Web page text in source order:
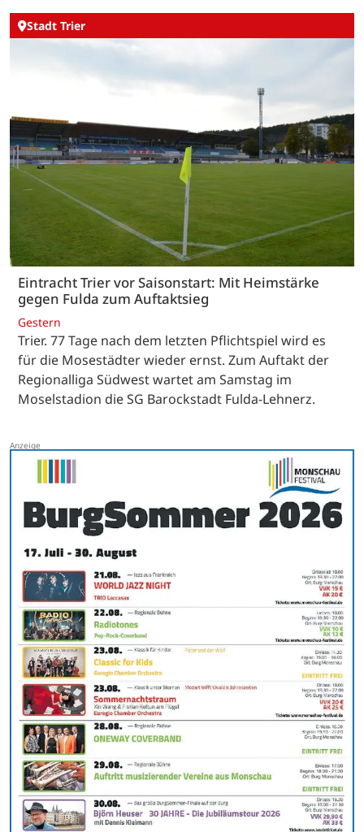
Stadt Trier
Eintracht Trier vor Saisonstart: Mit Heimstärke
gegen Fulda zum Auftaktsieg
Gestern
Trier. 77 Tage nach dem letzten Pflichtspiel wird es
für die Mosestädter wieder ernst. Zum Auftakt der
Regionalliga Südwest wartet am Samstag im
Moselstadion die SG Barockstadt Fulda-Lehnerz.